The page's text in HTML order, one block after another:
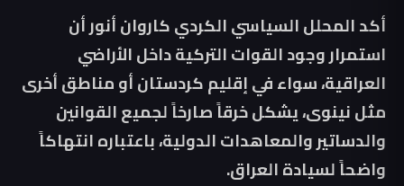
أكد المحلل السياسي الكردي كاروان أنور أن
استمرار وجود القوات التركية داخل الأراضي
العراقية، سواء في إقليم كردستان أو مناطق أخرى
مثل نينوى، يشكل خرقاً صارخاً لجميع القوانين
والدساتير والمعاهدات الدولية، باعتباره انتهاكاً
واضحاً لسيادة العراق.